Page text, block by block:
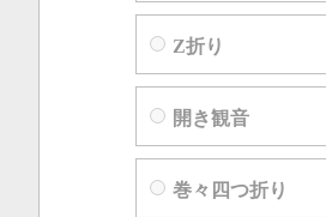
Z折り
開き観音
巻々四つ折り